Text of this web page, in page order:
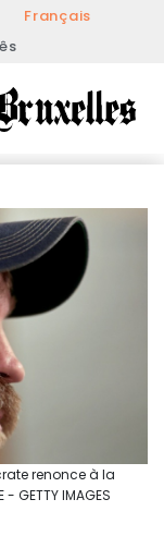
Français
renonce à la
GETTY IMAGES